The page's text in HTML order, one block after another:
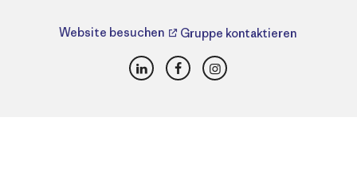
Website besuchen Gruppe kontaktieren
LinkedInFacebookInstagram